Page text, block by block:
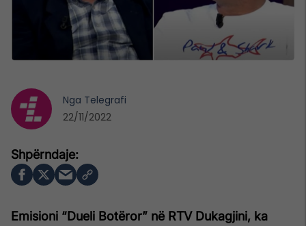
Emisioni “Dueli Botëror” në RTV Dukagjini, ka
Nga Telegrafi
22/11/2022